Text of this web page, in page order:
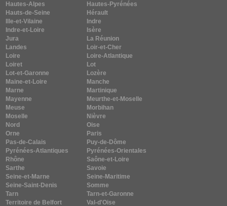
Hautes-Alpes
Hautes-Pyrénées
Hauts-de-Seine
Hérault
Ille-et-Vilaine
Indre
Indre-et-Loire
Isère
Jura
La Réunion
Landes
Loir-et-Cher
Loire
Loire-Atlantique
Loiret
Lot
Lot-et-Garonne
Lozère
Maine-et-Loire
Manche
Marne
Martinique
Mayenne
Meurthe-et-Moselle
Meuse
Morbihan
Moselle
Nièvre
Nord
Oise
Orne
Paris
Pas-de-Calais
Puy-de-Dôme
Pyrénées-Atlantiques
Pyrénées-Orientales
Rhône
Saône-et-Loire
Sarthe
Savoie
Seine-et-Marne
Seine-Maritime
Seine-Saint-Denis
Somme
Tarn
Tarn-et-Garonne
Territoire de Belfort
Val-d'Oise